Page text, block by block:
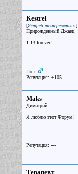
Kestrel
[Ястреб-тетеревятник.]
Прирожденный Джаец
1.13 forever!
Пол:
Репутация: +105
Maks
Димитрий
Я люблю этот Форум!
Репутация: ---
Терапевт